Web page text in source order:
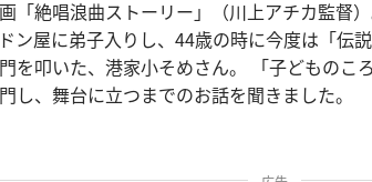
「絶唱浪曲ストーリー」（川上アチカ監督
ン屋に弟子入りし、44歳の時に今度は「伝
を叩いた、港家小そめさん。 「子どものこ
し、舞台に立つまでのお話を聞きました。